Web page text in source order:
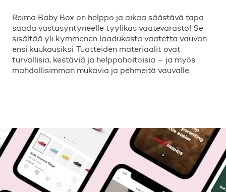
Reima Baby Box on helppo ja aikaa säästävä tapa
saada vastasyntyneelle tyylikäs vaatevarasto! Se
sisältää yli kymmenen laadukasta vaatetta vauvan
ensi kuukausiksi. Tuotteiden materiaalit ovat
turvallisia, kestäviä ja helppohoitoisia – ja myös
mahdollisimman mukavia ja pehmeitä vauvalle.